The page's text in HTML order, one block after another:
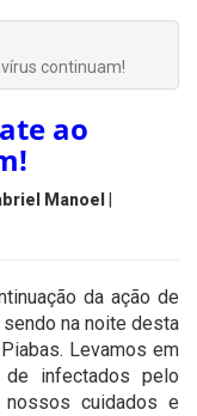
continuam!
ao
Manoel
da ação de
na noite desta
Levamos em
de infectados pelo
cuidados e